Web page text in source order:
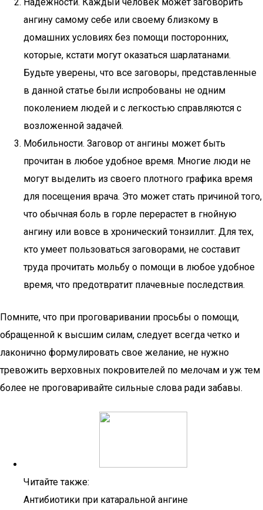
ангину самому себе или своему близкому в
домашних условиях без помощи посторонних,
которые, кстати могут оказаться шарлатанами.
Будьте уверены, что все заговоры, представленные
в данной статье были испробованы не одним
поколением людей и с легкостью справляются с
возложенной задачей.
Мобильности. Заговор от ангины может быть
прочитан в любое удобное время. Многие люди не
могут выделить из своего плотного графика время
для посещения врача. Это может стать причиной того,
что обычная боль в горле перерастет в гнойную
ангину или вовсе в хронический тонзиллит. Для тех,
кто умеет пользоваться заговорами, не составит
труда прочитать мольбу о помощи в любое удобное
время, что предотвратит плачевные последствия.
Помните, что при проговаривании просьбы о помощи,
обращенной к высшим силам, следует всегда четко и
лаконично формулировать свое желание, не нужно
тревожить верховных покровителей по мелочам и уж тем
более не проговаривайте сильные слова ради забавы.
Читайте также:
Антибиотики при катаральной ангине